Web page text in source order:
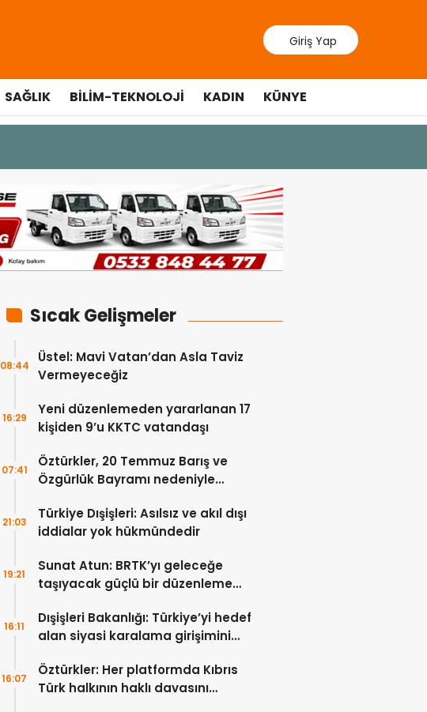
Giriş Yap
SAĞLIK BILIM-TEKNOLOJI KADIN KÜNYE
Sıcak Gelişmeler
Üstel: Mavi Vatan’dan Asla Taviz
Vermeyeceğiz
08:44
Yeni düzenlemeden yararlanan 17
kişiden 9’u KKTC vatandaşı
16:29
Öztürkler, 20 Temmuz Barış ve
Özgürlük Bayramı nedeniyle
07:41
Türkiye Dışişleri: Asılsız ve akıl dışı
iddialar yok hükmündedir
21:03
Sunat Atun: BRTK’yı geleceğe
taşıyacak güçlü bir düzenleme
19:21
Dışişleri Bakanlığı: Türkiye’yi hedef
alan siyasi karalama girişimini
16:11
Öztürkler: Her platformda Kıbrıs
Türk halkının haklı davasını
16:07